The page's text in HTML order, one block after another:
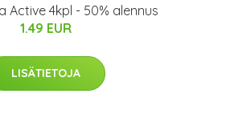
Active 4kpl - 50% alennus
1.49 EUR
LISÄTIETOJA